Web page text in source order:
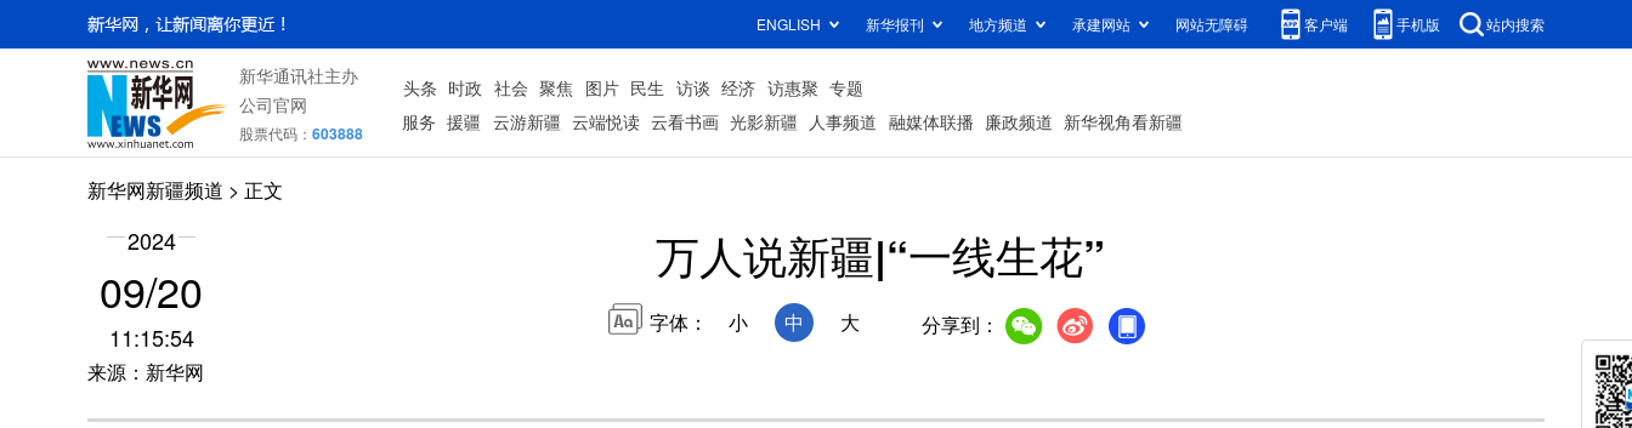
ENGLISH 新华报刊 地方频道 承建网站 网站无障碍 客户端 手机版 站内搜索
新华通讯社主办
公司官网
股票代码： 603888
头条 时政 社会 聚焦 图片 民生 访谈 经济 访惠聚 专题
服务 援疆 云游新疆 云端悦读 云看书画 光影新疆 人事频道 融媒体联播 廉政频道 新华视角看新疆
新华网新疆频道 > 正文
2024
09/20
11:15:54
来源：新华网
万人说新疆|“一线生花”
字体： 小 中 大 分享到：